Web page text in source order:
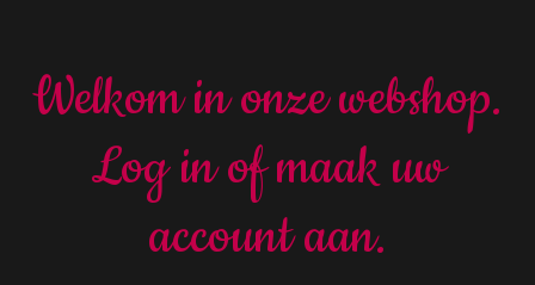
Welkom in onze webshop.
Log in of maak uw
account aan.